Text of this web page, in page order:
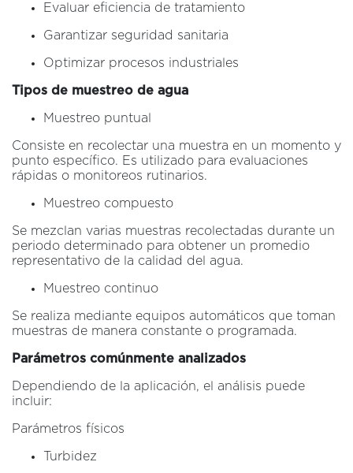
Evaluar eficiencia de tratamiento
Garantizar seguridad sanitaria
Optimizar procesos industriales
Tipos de muestreo de agua
Muestreo puntual
Consiste en recolectar una muestra en un momento y
punto específico. Es utilizado para evaluaciones
rápidas o monitoreos rutinarios.
Muestreo compuesto
Se mezclan varias muestras recolectadas durante un
periodo determinado para obtener un promedio
representativo de la calidad del agua.
Muestreo continuo
Se realiza mediante equipos automáticos que toman
muestras de manera constante o programada.
Parámetros comúnmente analizados
Dependiendo de la aplicación, el análisis puede
incluir:
Parámetros físicos
Turbidez